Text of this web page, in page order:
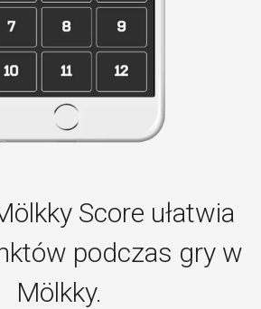
Score ułatwia
podczas gry w
Mölkky.